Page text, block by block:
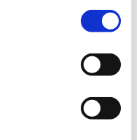
Informationen zur
finden Sie in